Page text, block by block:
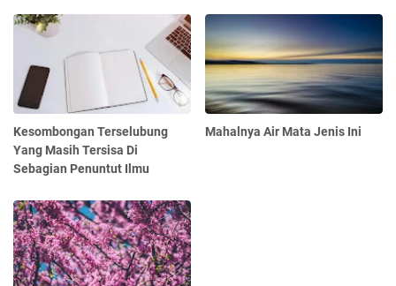
Kesombongan Terselubung
Yang Masih Tersisa Di
Sebagian Penuntut Ilmu
Mahalnya Air Mata Jenis Ini